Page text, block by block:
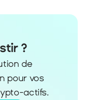
?
de
pour vos
actifs.